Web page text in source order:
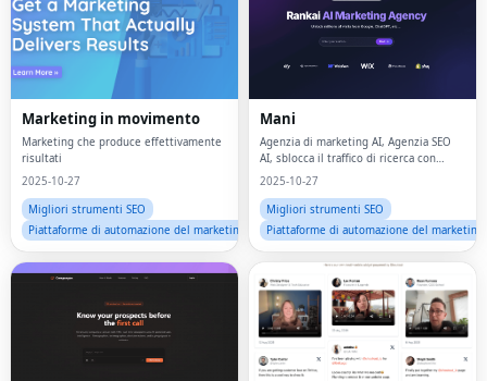
Marketing in movimento
Marketing che produce effettivamente
risultati
2025-10-27
Migliori strumenti SEO
Piattaforme di automazione del marketing
Mani
Agenzia di marketing AI, Agenzia SEO
AI, sblocca il traffico di ricerca con
l'intelligenza artificiale
2025-10-27
Migliori strumenti SEO
Piattaforme di automazione del marketing